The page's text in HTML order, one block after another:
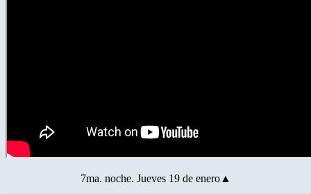
7ma. noche. Jueves 19 de enero▲